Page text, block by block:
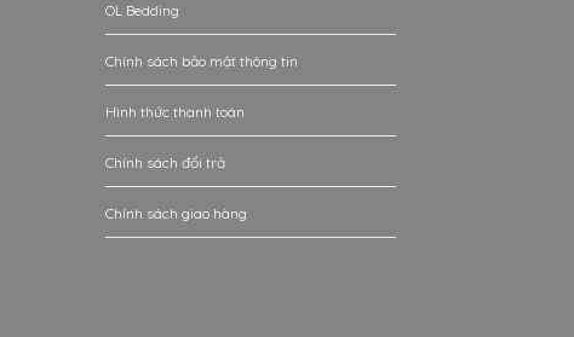
OL Bedding
Chính sách bảo mật thông tin
Hình thức thanh toán
Chính sách đổi trả
Chính sách giao hàng